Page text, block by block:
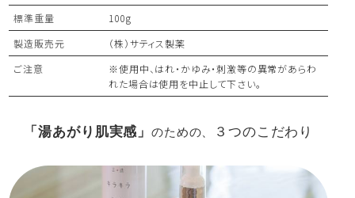
標準重量
100g
製造販売元
（株）サティス製薬
ご注意
※使用中、はれ・かゆみ・刺激等の異常があらわ
れた場合は使用を中止して下さい。
「湯あがり肌実感」のための、 ３つのこだわり